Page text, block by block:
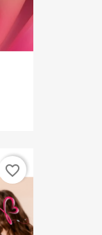
favorite_border